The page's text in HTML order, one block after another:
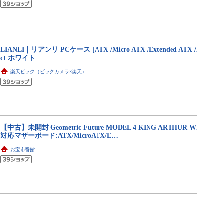
LIANLI｜リアンリ PCケース [ATX /Micro ATX /Extended ATX
ct ホワイト
楽天ビック（ビックカメラ×楽天）
【中古】未開封 Geometric Future MODEL 4 KING ARTHUR
対応マザーボード:ATX/MicroATX/E…
お宝市番館